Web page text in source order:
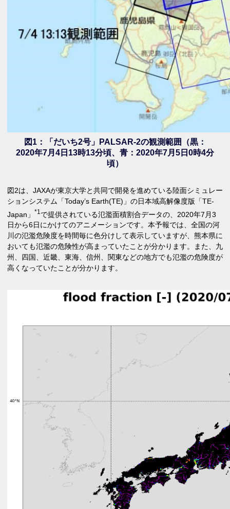
図1：「だいち2号」PALSAR-2の観測範囲（黒：
2020年7月4日13時13分頃、青：2020年7月5日0時4分
頃）
図2は、JAXAが東京大学と共同で開発を進めている陸面シミュレー
ションシステム「Today’s Earth(TE)」の日本域高解像度版「TE-
Japan」 *1 で提供されている氾濫面積割合データの、2020年7月3
日から6日にかけてのアニメーションです。本予報では、全国の河
川の氾濫危険度を時間毎に色分けして表示していますが、熊本県に
おいても氾濫の危険性が高まっていたことが分かります。また、九
州、四国、近畿、東海、信州、関東などの地方でも氾濫の危険度が
高くなっていたことが分かります。